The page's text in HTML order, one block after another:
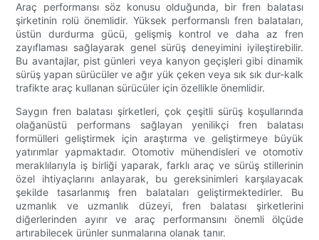
Araç performansı söz konusu olduğunda, bir fren balatası
şirketinin rolü önemlidir. Yüksek performanslı fren balataları,
üstün durdurma gücü, gelişmiş kontrol ve daha az fren
zayıflaması sağlayarak genel sürüş deneyimini iyileştirebilir.
Bu avantajlar, pist günleri veya kanyon geçişleri gibi dinamik
sürüş yapan sürücüler ve ağır yük çeken veya sık sık dur-kalk
trafikte araç kullanan sürücüler için özellikle önemlidir.
Saygın fren balatası şirketleri, çok çeşitli sürüş koşullarında
olağanüstü performans sağlayan yenilikçi fren balatası
formülleri geliştirmek için araştırma ve geliştirmeye büyük
yatırımlar yapmaktadır. Otomotiv mühendisleri ve otomotiv
meraklılarıyla iş birliği yaparak, farklı araç ve sürüş stillerinin
özel ihtiyaçlarını anlayarak, bu gereksinimleri karşılayacak
şekilde tasarlanmış fren balataları geliştirmektedirler. Bu
uzmanlık ve uzmanlık düzeyi, fren balatası şirketlerini
diğerlerinden ayırır ve araç performansını önemli ölçüde
artırabilecek ürünler sunmalarına olanak tanır.